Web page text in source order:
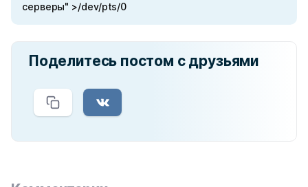
серверы" >/dev/pts/0
Поделитесь постом с друзьями